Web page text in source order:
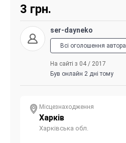
3 грн.
ser-dayneko
Всі оголошення автора
На сайті з 04 / 2017
Був онлайн 2 дні тому
Місцезнаходження
Харків
Харківська обл.